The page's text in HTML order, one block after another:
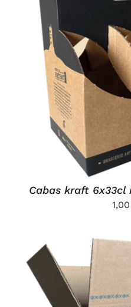
AJOUTER
DÉTAILS
Cabas kraft 6x33cl
1,00